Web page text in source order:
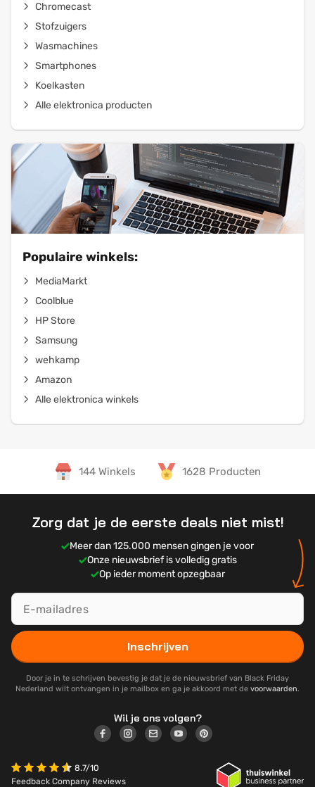
Chromecast
Stofzuigers
Wasmachines
Smartphones
Koelkasten
Alle elektronica producten
Populaire winkels:
MediaMarkt
Coolblue
HP Store
Samsung
wehkamp
Amazon
Alle elektronica winkels
144 Winkels 1628 Producten
Zorg dat je de eerste deals niet mist!
Meer dan 125.000 mensen gingen je voor
Onze nieuwsbrief is volledig gratis
Op ieder moment opzegbaar
Inschrijven
Door je in te schrijven bevestig je dat je de nieuwsbrief van Black Friday
Nederland wilt ontvangen in je mailbox en ga je akkoord met de voorwaarden.
Wil je ons volgen?
8.7/10
Feedback Company Reviews